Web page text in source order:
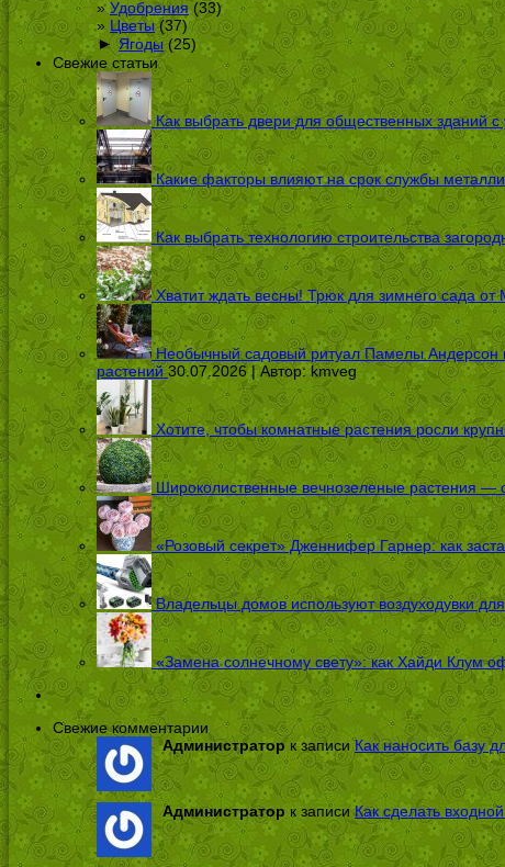
Удобрения(33)
Цветы(37)
► Ягоды(25)
Свежие статьи
Как выбрать двери для общественных зданий
Какие факторы влияют на срок службы
Как выбрать технологию строительства
Хватит ждать весны! Трюк для зимнего сада
Необычный садовый ритуал Памелы Андерсон
растений 30.07.2026 | Автор:kmveg
Хотите, чтобы комнатные растения росли
Широколиственные вечнозеленые растения —
«Розовый секрет» Дженнифер Гарнер: как
Владельцы домов используют воздуходувки
«Замена солнечному свету»: как Хайди Клум
Свежие комментарии
Администратор к записиКак наносить базу
Администратор к записиКак сделать